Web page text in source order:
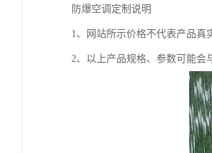
防爆空调定制说明
1、网站所示价格不代表产品真
2、以上产品规格、参数可能会